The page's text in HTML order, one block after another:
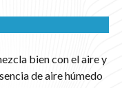
bien con el aire y
de aire húmedo